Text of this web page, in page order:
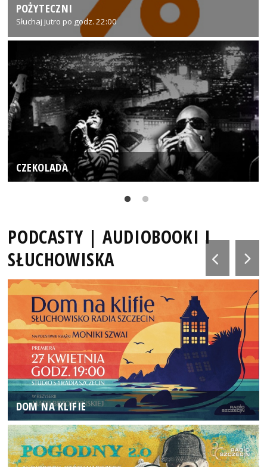
POŻYTECZNI
Słuchaj jutro po godz. 22:00
CZEKOLADA
PODCASTY | AUDIOBOOKI I
SŁUCHOWISKA
DOM NA KLIFIE